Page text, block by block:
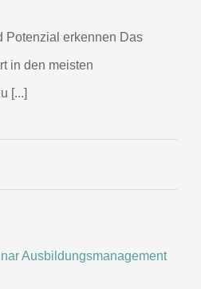
Potenzial erkennen Das
in den meisten
[...]